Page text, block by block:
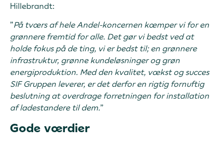
Hillebrandt:
”På tværs af hele Andel-koncernen kæmper vi for en
grønnere fremtid for alle. Det gør vi bedst ved at
holde fokus på de ting, vi er bedst til; en grønnere
infrastruktur, grønne kundeløsninger og grøn
energiproduktion. Med den kvalitet, vækst og succes
SIF Gruppen leverer, er det derfor en rigtig fornuftig
beslutning at overdrage forretningen for installation
af ladestandere til dem.”
Gode værdier